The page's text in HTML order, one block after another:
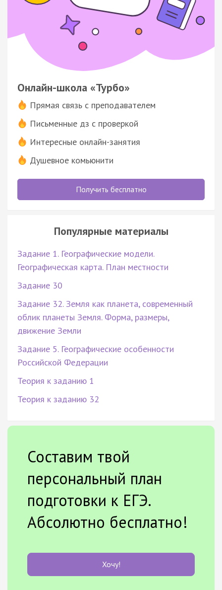
Онлайн-школа «Турбо»
Прямая связь с преподавателем
Письменные дз с проверкой
Интересные онлайн-занятия
Душевное комьюнити
Получить бесплатно
Популярные материалы
Задание 1. Географические модели.
Географическая карта. План местности
Задание 30
Задание 32. Земля как планета, современный
облик планеты Земля. Форма, размеры,
движение Земли
Задание 5. Географические особенности
Российской Федерации
Теория к заданию 1
Теория к заданию 32
Составим твой
персональный план
подготовки к ЕГЭ.
Абсолютно бесплатно!
Хочу!